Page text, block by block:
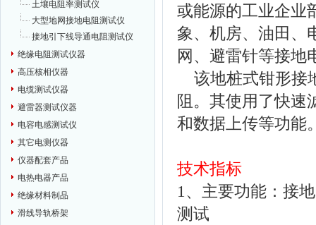
土壤电阻率测试仪
大型地网接地电阻测试仪
接地引下线导通电阻测试仪
绝缘电阻测试仪器
高压核相仪器
电缆测试仪器
避雷器测试仪器
电容电感测试仪
其它电测仪器
仪器配套产品
电热电器产品
绝缘材料制品
滑线导轨桥架
或能源的工业企业
象、机房、油田、
网、避雷针等接地
该地桩式钳形接
阻。其使用了快速
和数据上传等功能
技术指标
1、主要功能：接
测试